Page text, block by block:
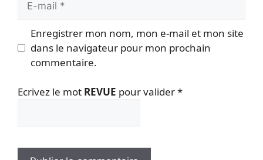
mail
Enregistrer mon nom, mon e-mail et mon site
dans le navigateur pour mon prochain
commentaire.
Ecrivez le mot REVUE pour valider*